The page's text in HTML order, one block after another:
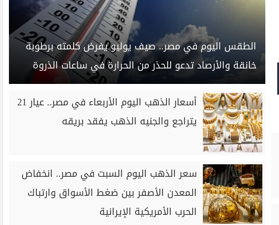
الطقس اليوم في مصر.. صيف يوليو يفرض كلمته برطوبة
خانقة والأرصاد تدعو للحذر من الحرارة في ساعات الذروة
أسعار الذهب اليوم الأربعاء في مصر.. عيار 21
يتراجع والجنيه الذهب يفقد بريقه
سعر الذهب اليوم السبت في مصر.. انخفاض
المعدن الأصفر بين ضغط الأسواق وارتباك
الحرب الأمريكية الإيرانية